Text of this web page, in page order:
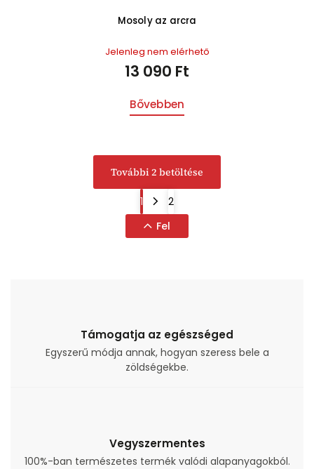
Mosoly az arcra
Jelenleg nem elérhető
13 090 Ft
Bővebben
További 2 betöltése
1
2
Fel
Támogatja az egészséged
Egyszerű módja annak, hogyan szeress bele a
zöldségekbe.
Vegyszermentes
100%-ban természetes termék valódi alapanyagokból.